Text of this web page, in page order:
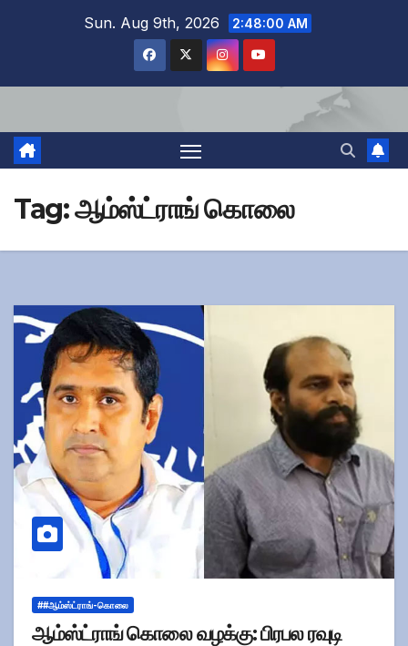
Sun. Aug 9th, 2026 2:48:01 AM
Tag:ஆம்ஸ்ட்ராங் கொலை
##ஆம்ஸ்ட்ராங்-கொலை
ஆம்ஸ்ட்ராங் கொலை வழக்கு: பிரபல ரவுடி